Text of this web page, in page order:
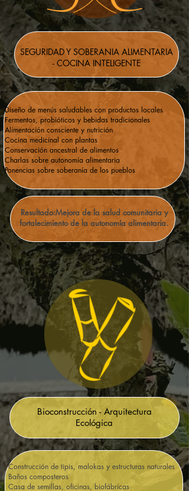
SEGURIDAD Y SOBERANIA ALIMENTARIA
- COCINA INTELIGENTE
Diseño de menús saludables con productos locales
Fermentos, probióticos y bebidas tradicionales
Alimentación consciente y nutrición
Cocina medicinal con plantas
Conservación ancestral de alimentos
Charlas sobre autonomía alimentaria
Ponencias sobre soberanía de los pueblos
Resultado:Mejora de la salud comunitaria y
fortalecimiento de la autonomía alimentaria.
Bioconstrucción - Arquitectura
Ecológica
Construcción de tipis, malokas y estructuras naturales
Baños composteros
Casa de semillas, oficinas, biofábricas